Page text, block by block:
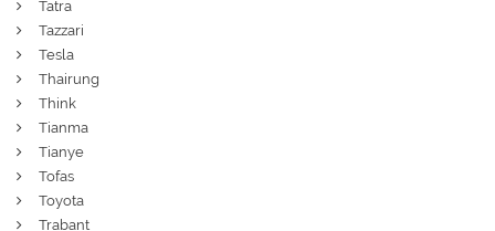
Tatra
Tazzari
Tesla
Thairung
Think
Tianma
Tianye
Tofas
Toyota
Trabant